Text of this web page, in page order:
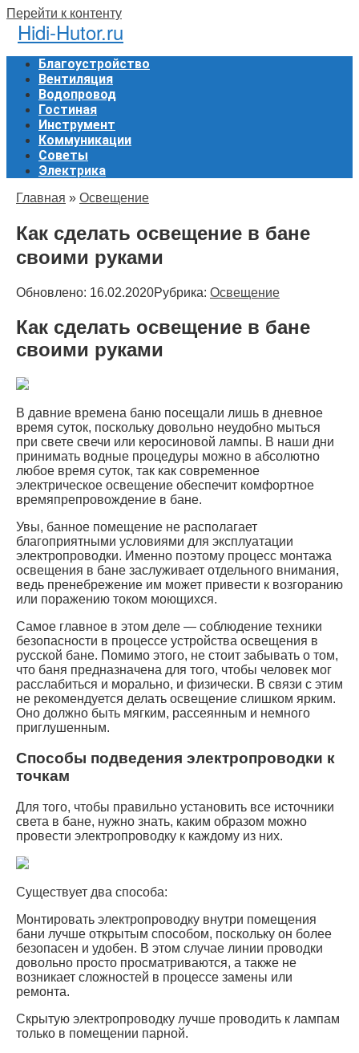
Перейти к контенту
Hidi-Hutor.ru
Благоустройство
Вентиляция
Водопровод
Гостиная
Инструмент
Коммуникации
Советы
Электрика
Главная » Освещение
Как сделать освещение в бане
своими руками
Обновлено: 16.02.2020Рубрика: Освещение
Как сделать освещение в бане
своими руками
В давние времена баню посещали лишь в дневное
время суток, поскольку довольно неудобно мыться
при свете свечи или керосиновой лампы. В наши дни
принимать водные процедуры можно в абсолютно
любое время суток, так как современное
электрическое освещение обеспечит комфортное
времяпрепровождение в бане.
Увы, банное помещение не располагает
благоприятными условиями для эксплуатации
электропроводки. Именно поэтому процесс монтажа
освещения в бане заслуживает отдельного внимания,
ведь пренебрежение им может привести к возгоранию
или поражению током моющихся.
Самое главное в этом деле — соблюдение техники
безопасности в процессе устройства освещения в
русской бане. Помимо этого, не стоит забывать о том,
что баня предназначена для того, чтобы человек мог
расслабиться и морально, и физически. В связи с этим
не рекомендуется делать освещение слишком ярким.
Оно должно быть мягким, рассеянным и немного
приглушенным.
Способы подведения электропроводки к
точкам
Для того, чтобы правильно установить все источники
света в бане, нужно знать, каким образом можно
провести электропроводку к каждому из них.
Существует два способа:
Монтировать электропроводку внутри помещения
бани лучше открытым способом, поскольку он более
безопасен и удобен. В этом случае линии проводки
довольно просто просматриваются, а также не
возникает сложностей в процессе замены или
ремонта.
Скрытую электропроводку лучше проводить к лампам
только в помещении парной.